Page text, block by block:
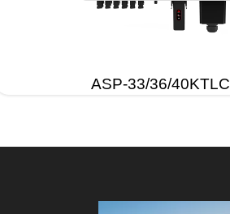
ASP-33/36/40KTLC